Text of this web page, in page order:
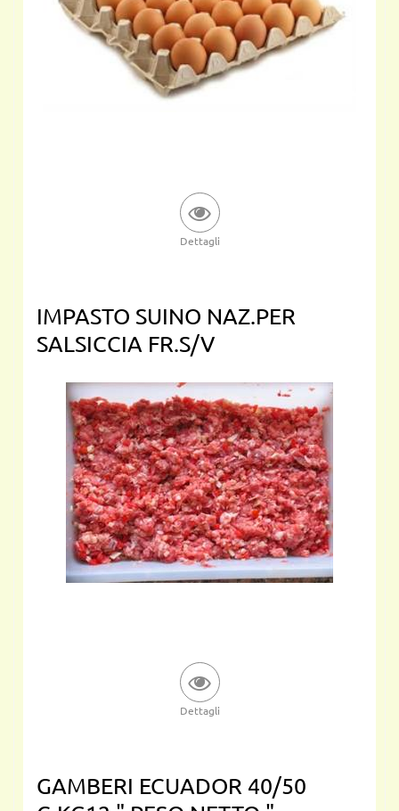
Dettagli
IMPASTO SUINO NAZ.PER
SALSICCIA FR.S/V
Dettagli
GAMBERI ECUADOR 40/50